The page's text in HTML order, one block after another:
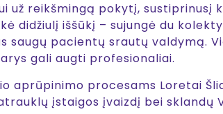
už reikšmingą pokytį, sustiprinusį
didžiulį iššūkį – sujungė du
pacientų srautų valdymą.
gali augti profesionaliai.
procesams Loretai
įstaigos įvaizdį bei sklandų